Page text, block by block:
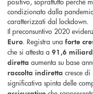
condizionato dalla
caratterizzati dal lockdown.
Il preconsuntivo 2020
Euro. Registra una forte
che si attesta a 91,6
diretta aumenta su base
raccolta indiretta cresce di
significativa spinta delle